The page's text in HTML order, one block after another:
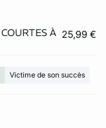
À 25,99 €
Victime de son succès